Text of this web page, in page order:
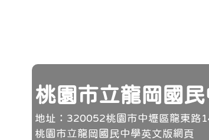
頁尾
桃園市立龍岡國
地址：320052桃園市中壢區龍東路
桃園市立龍岡國民中學英文版網頁